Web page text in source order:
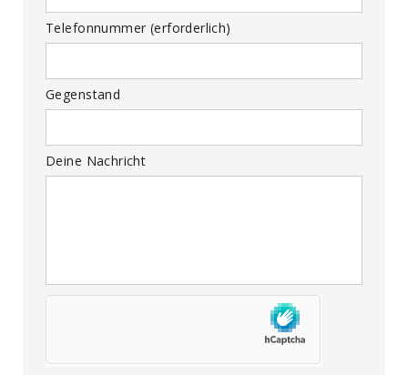
Telefonnummer (erforderlich)
Gegenstand
Deine Nachricht